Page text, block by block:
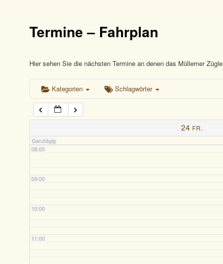
Termine – Fahrplan
Hier sehen Sie die nächsten Termine an denen das Müllemer
Kategorien Schlagwörter
24 FR.
Ganztägig
04:00
05:00
06:00
07:00
08:00
09:00
10:00
11:00